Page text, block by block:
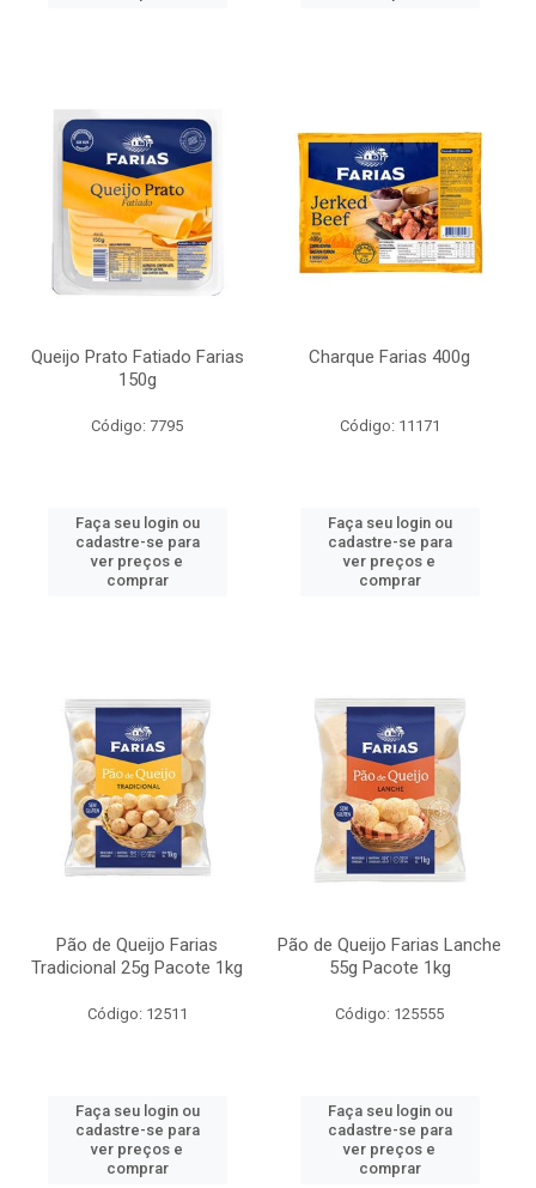
Queijo Prato Fatiado Farias
150g
Código: 7795
Faça seu login ou
cadastre-se para
ver preços e
comprar
Charque Farias 400g
Código: 11171
Faça seu login ou
cadastre-se para
ver preços e
comprar
Pão de Queijo Farias
Tradicional 25g Pacote 1kg
Código: 12511
Faça seu login ou
cadastre-se para
ver preços e
comprar
Pão de Queijo Farias Lanche
55g Pacote 1kg
Código: 125555
Faça seu login ou
cadastre-se para
ver preços e
comprar